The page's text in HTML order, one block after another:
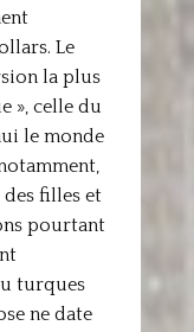
Le
la plus
», celle du
le monde
filles et
pourtant
turques
ne date